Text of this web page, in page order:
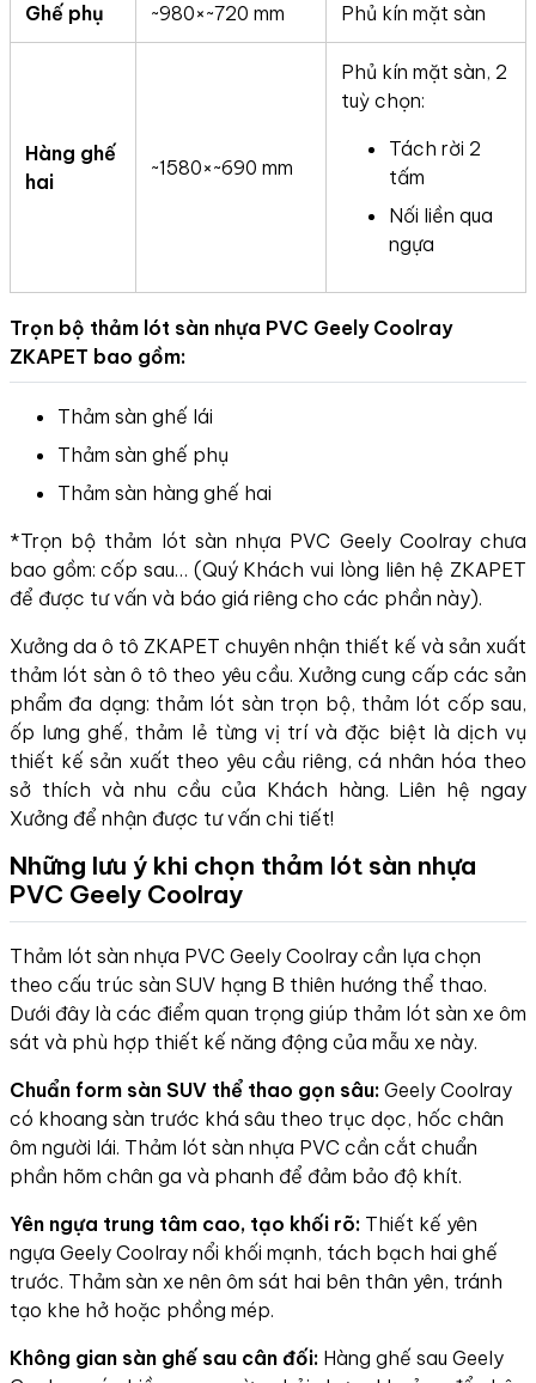
Ghế phụ ~980×~720 mm Phủ kín mặt sàn
Hàng ghế
hai
~1580×~690 mm
Phủ kín mặt sàn, 2
tuỳ chọn:
Tách rời 2
tấm
Nối liền qua
ngựa
Trọn bộ thảm lót sàn nhựa PVC Geely Coolray
ZKAPET bao gồm:
Thảm sàn ghế lái
Thảm sàn ghế phụ
Thảm sàn hàng ghế hai
*Trọn bộ thảm lót sàn nhựa PVC Geely Coolray chưa
bao gồm: cốp sau… (Quý Khách vui lòng liên hệ ZKAPET
để được tư vấn và báo giá riêng cho các phần này).
Xưởng da ô tô ZKAPET chuyên nhận thiết kế và sản xuất
thảm lót sàn ô tô theo yêu cầu. Xưởng cung cấp các sản
phẩm đa dạng: thảm lót sàn trọn bộ, thảm lót cốp sau,
ốp lưng ghế, thảm lẻ từng vị trí và đặc biệt là dịch vụ
thiết kế sản xuất theo yêu cầu riêng, cá nhân hóa theo
sở thích và nhu cầu của Khách hàng. Liên hệ ngay
Xưởng để nhận được tư vấn chi tiết!
Những lưu ý khi chọn thảm lót sàn nhựa
PVC Geely Coolray
Thảm lót sàn nhựa PVC Geely Coolray cần lựa chọn
theo cấu trúc sàn SUV hạng B thiên hướng thể thao.
Dưới đây là các điểm quan trọng giúp thảm lót sàn xe ôm
sát và phù hợp thiết kế năng động của mẫu xe này.
Chuẩn form sàn SUV thể thao gọn sâu: Geely Coolray
có khoang sàn trước khá sâu theo trục dọc, hốc chân
ôm người lái. Thảm lót sàn nhựa PVC cần cắt chuẩn
phần hõm chân ga và phanh để đảm bảo độ khít.
Yên ngựa trung tâm cao, tạo khối rõ: Thiết kế yên
ngựa Geely Coolray nổi khối mạnh, tách bạch hai ghế
trước. Thảm sàn xe nên ôm sát hai bên thân yên, tránh
tạo khe hở hoặc phồng mép.
Không gian sàn ghế sau cân đối: Hàng ghế sau Geely